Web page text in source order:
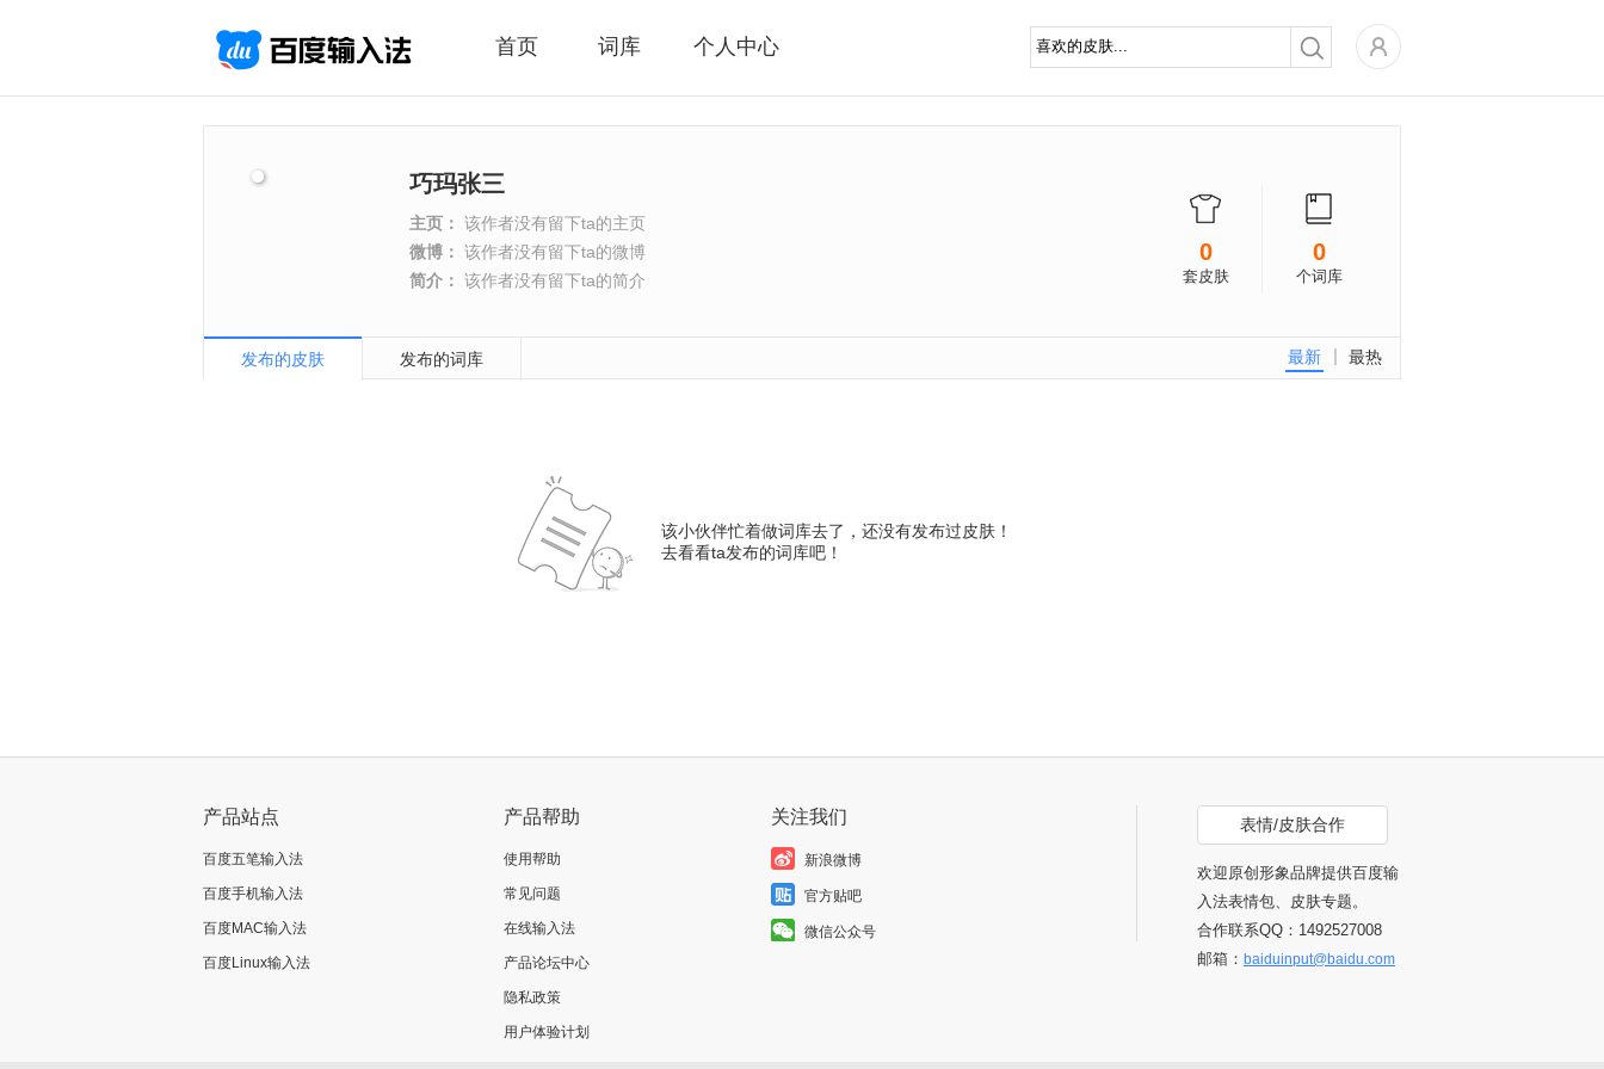
首页 词库 个人中心
0
套皮肤
0
个词库
巧玛张三
主页： 该作者没有留下ta的主页
微博： 该作者没有留下ta的微博
简介： 该作者没有留下ta的简介
最热
最新
发布的皮肤 发布的词库
该小伙伴忙着做词库去了，还没有发布过皮肤！
去看看ta发布的词库吧！
产品站点
百度五笔输入法
百度手机输入法
百度MAC输入法
百度Linux输入法
产品帮助
使用帮助
常见问题
在线输入法
产品论坛中心
隐私政策
用户体验计划
关注我们
新浪微博
官方贴吧
微信公众号
表情/皮肤合作
欢迎原创形象品牌提供百度输
入法表情包、皮肤专题。
合作联系QQ：1492527008
邮箱： baiduinput@baidu.com